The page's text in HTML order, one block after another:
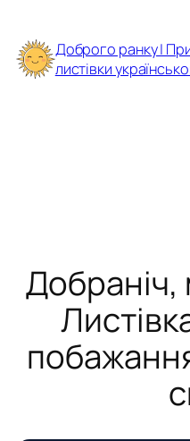
до
вмісту
Доброго ранку |
листівки
Добраніч,